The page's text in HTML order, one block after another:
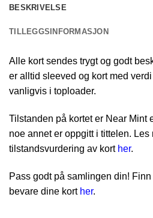
BESKRIVELSE
TILLEGGSINFORMASJON
Alle kort sendes trygt og godt
er alltid sleeved og kort med
vanligvis i toploader.
Tilstanden på kortet er Near Mint
noe annet er oppgitt i tittelen. Les
tilstandsvurdering av kort her.
Pass godt på samlingen din!
bevare dine kort her.